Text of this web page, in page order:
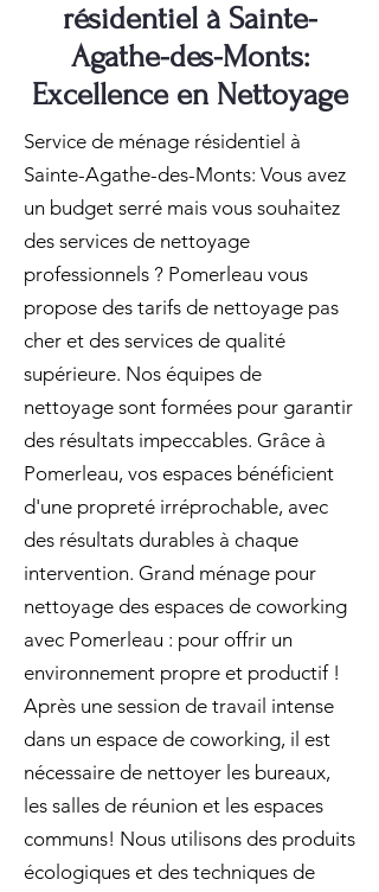
résidentiel à Sainte-
Agathe-des-Monts:
Excellence en Nettoyage
Service de ménage résidentiel à
Sainte-Agathe-des-Monts: Vous avez
un budget serré mais vous souhaitez
des services de nettoyage
professionnels ? Pomerleau vous
propose des tarifs de nettoyage pas
cher et des services de qualité
supérieure. Nos équipes de
nettoyage sont formées pour garantir
des résultats impeccables. Grâce à
Pomerleau, vos espaces bénéficient
d'une propreté irréprochable, avec
des résultats durables à chaque
intervention. Grand ménage pour
nettoyage des espaces de coworking
avec Pomerleau : pour offrir un
environnement propre et productif !
Après une session de travail intense
dans un espace de coworking, il est
nécessaire de nettoyer les bureaux,
les salles de réunion et les espaces
communs! Nous utilisons des produits
écologiques et des techniques de